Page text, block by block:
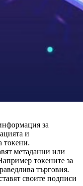
за
и
токени.
метаданни или
токените за
търговия.
своите подписи